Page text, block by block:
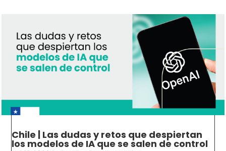
Chile | Las dudas y retos que despiertan
los modelos de IA que se salen de control